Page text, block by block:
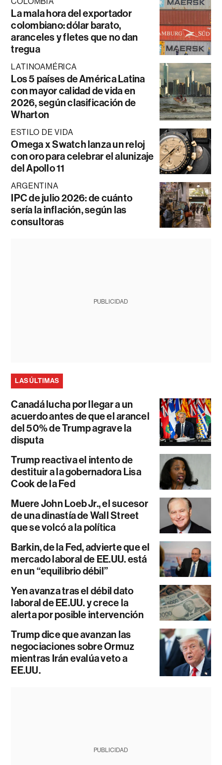
La mala hora del exportador
colombiano: dólar barato,
aranceles y fletes que no dan
tregua
LATINOAMÉRICA
Los 5 países de América Latina
con mayor calidad de vida en
2026, según clasificación de
Wharton
ESTILO DE VIDA
Omega x Swatch lanza un reloj
con oro para celebrar el alunizaje
del Apollo 11
ARGENTINA
IPC de julio 2026: de cuánto
sería la inflación, según las
consultoras
PUBLICIDAD
LAS ÚLTIMAS
Canadá lucha por llegar a un
acuerdo antes de que el arancel
del 50% de Trump agrave la
disputa
Trump reactiva el intento de
destituir a la gobernadora Lisa
Cook de la Fed
Muere John Loeb Jr., el sucesor
de una dinastía de Wall Street
que se volcó a la política
Barkin, de la Fed, advierte que el
mercado laboral de EE.UU. está
en un “equilibrio débil”
Yen avanza tras el débil dato
laboral de EE.UU. y crece la
alerta por posible intervención
Trump dice que avanzan las
negociaciones sobre Ormuz
mientras Irán evalúa veto a
EE.UU.
PUBLICIDAD